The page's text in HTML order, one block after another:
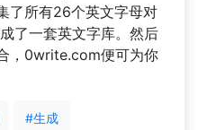
了所有26个英文字母对
了一套英文字库。然后
，0write.com便可为你
#生成